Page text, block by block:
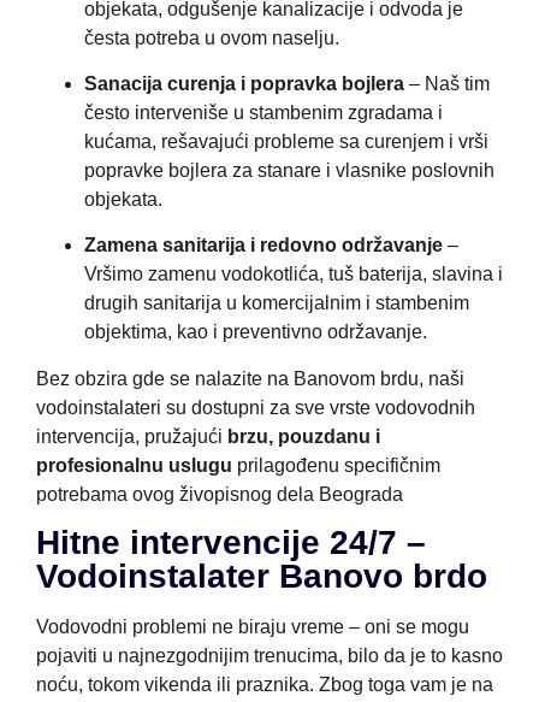
objekata, odgušenje kanalizacije i odvoda je
česta potreba u ovom naselju.
Sanacija curenja i popravka bojlera – Naš tim
često interveniše u stambenim zgradama i
kućama, rešavajući probleme sa curenjem i vrši
popravke bojlera za stanare i vlasnike poslovnih
objekata.
Zamena sanitarija i redovno održavanje –
Vršimo zamenu vodokotlića, tuš baterija, slavina i
drugih sanitarija u komercijalnim i stambenim
objektima, kao i preventivno održavanje.
Bez obzira gde se nalazite na Banovom brdu, naši
vodoinstalateri su dostupni za sve vrste vodovodnih
intervencija, pružajući brzu, pouzdanu i
profesionalnu uslugu prilagođenu specifičnim
potrebama ovog živopisnog dela Beograda
Hitne intervencije 24/7 –
Vodoinstalater Banovo brdo
Vodovodni problemi ne biraju vreme – oni se mogu
pojaviti u najnezgodnijim trenucima, bilo da je to kasno
noću, tokom vikenda ili praznika. Zbog toga vam je na